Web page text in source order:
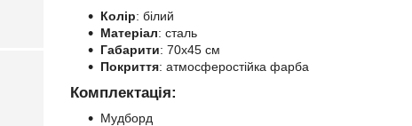
Колір: білий
Матеріал: сталь
Габарити: 70x45 см
Покриття: атмосферостійка фарба
Комплектація:
Мудборд